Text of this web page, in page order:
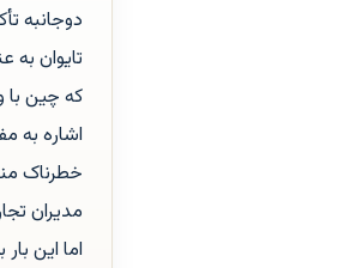
دوجانبه
تایوان
که چین با
اشاره به
خطرناک
مدیران
اما این